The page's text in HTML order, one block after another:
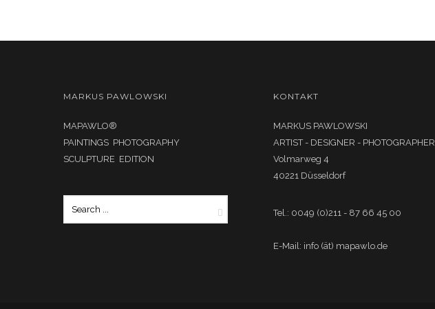
MARKUS PAWLOWSKI
MAPAWLO®
PAINTINGS PHOTOGRAPHY
SCULPTURE EDITION
KONTAKT
MARKUS PAWLOWSKI
ARTIST - DESIGNER - PHOTOGRAPHER
Volmarweg 4
40221 Düsseldorf
Tel.: 0049 (0)211 - 87 66 45 00
E-Mail: info (ät) mapawlo.de